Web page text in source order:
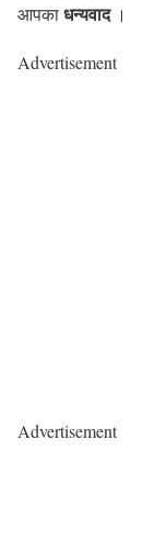
आपकाधन्यवाद ।
Advertisement
Advertisement